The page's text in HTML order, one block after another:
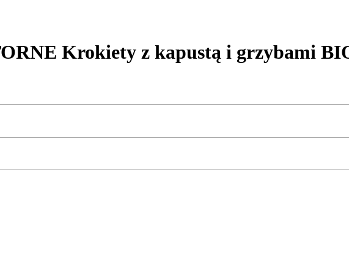
Krokiety z kapustą i grzybami